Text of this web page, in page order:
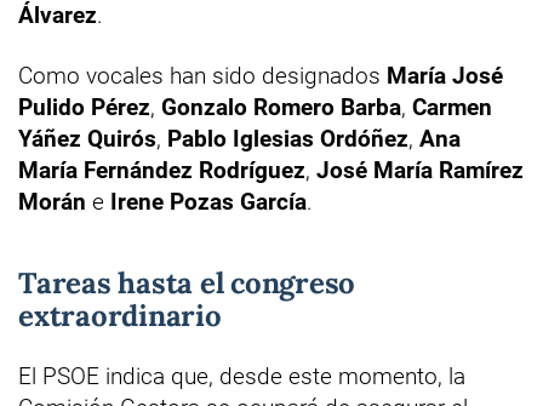
Álvarez.
Como vocales han sido designados María José
Pulido Pérez, Gonzalo Romero Barba, Carmen
Yáñez Quirós, Pablo Iglesias Ordóñez, Ana
María Fernández Rodríguez, José María Ramírez
Morán e Irene Pozas García.
Tareas hasta el congreso
extraordinario
El PSOE indica que, desde este momento, la